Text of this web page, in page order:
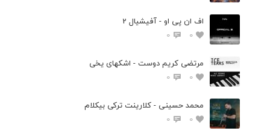
اف ان پی او - آفیشیال 2
0
0
مرتضی کریم دوست - اشکهای یخی
0
0
محمد حسینی - کلارینت ترکی بیکلام
0
0